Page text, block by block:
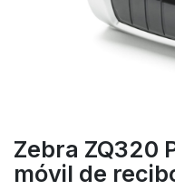
Zebra ZQ320
móvil de